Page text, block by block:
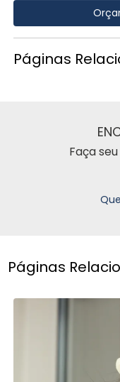
Páginas
Faça
Páginas